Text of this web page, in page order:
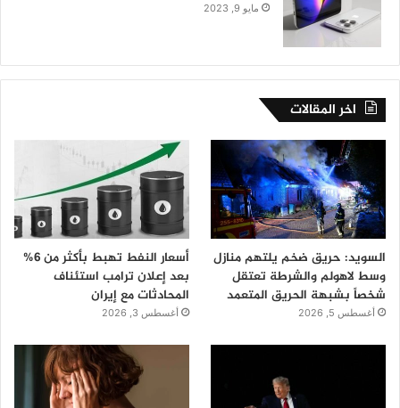
مايو 9, 2023
اخر المقالات
السويد: حريق ضخم يلتهم منازل
وسط لاهولم والشرطة تعتقل
شخصاً بشبهة الحريق المتعمد
أغسطس 5, 2026
أسعار النفط تهبط بأكثر من 6%
بعد إعلان ترامب استئناف
المحادثات مع إيران
أغسطس 3, 2026